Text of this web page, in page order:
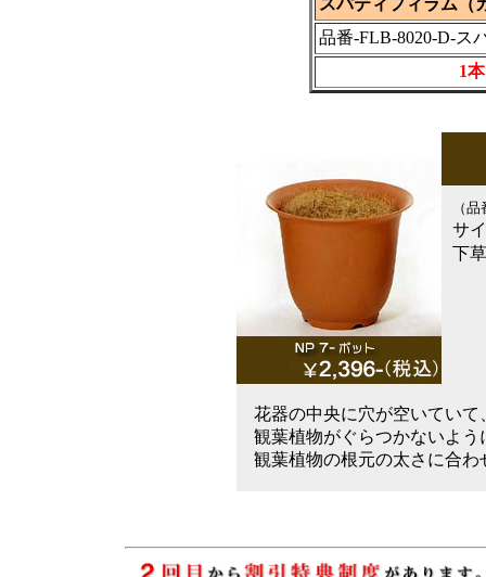
スパティフィラム（
品番-FLB-8020-D-ス
1本
（
サ
下
花器の中央に穴が空いていて
観葉植物がぐらつかないよう
観葉植物の根元の太さに合わ